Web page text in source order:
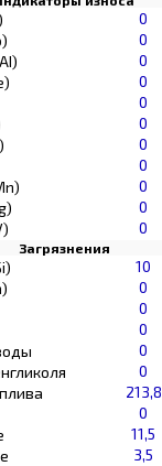
0
0
0
0
0
0
0
0
0
0
0
Загрязнения
10
0
0
0
0
0
213,8
0
11,5
3,5